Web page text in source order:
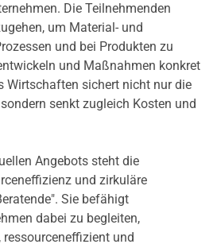
Die Teilnehmenden
um Material- und
und bei Produkten zu
und Maßnahmen konkret
Wirtschaften sichert nicht nur die
senkt zugleich Kosten und
Angebots steht die
und zirkuläre
Sie befähigt
dabei zu begleiten,
und